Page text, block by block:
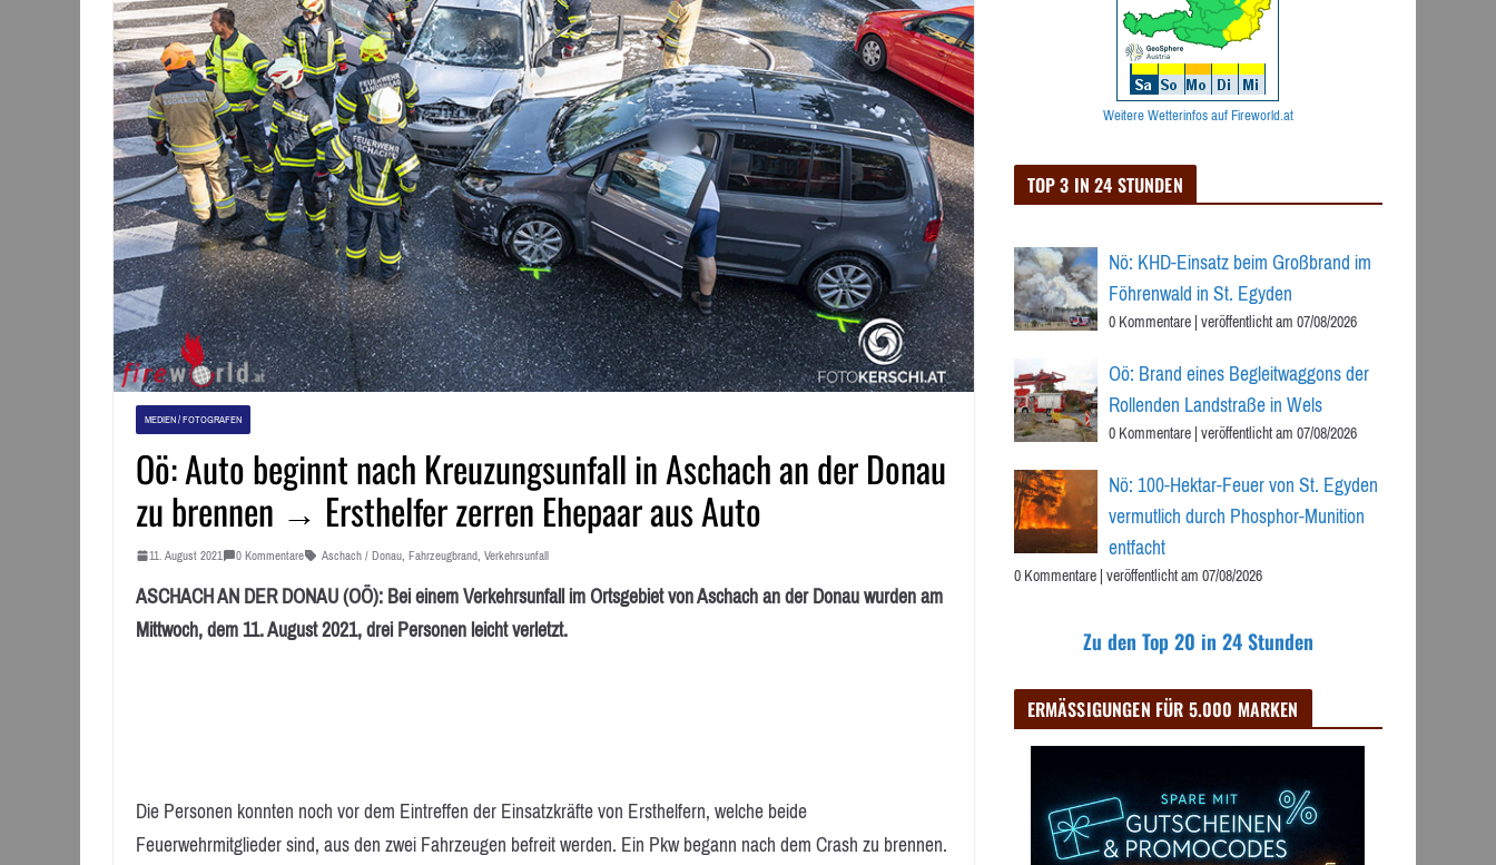
MEDIEN / FOTOGRAFEN
Oö: Auto beginnt nach Kreuzungsunfall in Aschach an der Donau
zu brennen → Ersthelfer zerren Ehepaar aus Auto
11. August 2021 0 Kommentare Aschach / Donau, Fahrzeugbrand, Verkehrsunfall
ASCHACH AN DER DONAU (OÖ): Bei einem Verkehrsunfall im Ortsgebiet von Aschach an der Donau wurden am
Mittwoch, dem 11. August 2021, drei Personen leicht verletzt.
Die Personen konnten noch vor dem Eintreffen der Einsatzkräfte von Ersthelfern, welche beide
Feuerwehrmitglieder sind, aus den zwei Fahrzeugen befreit werden. Ein Pkw begann nach dem Crash zu brennen.
Weitere Wetterinfos auf Fireworld.at
TOP 3 IN 24 STUNDEN
Nö: KHD-Einsatz beim Großbrand im
Föhrenwald in St. Egyden
0 Kommentare|veröffentlicht am 07/08/2026
Oö: Brand eines Begleitwaggons der
Rollenden Landstraße in Wels
0 Kommentare|veröffentlicht am 07/08/2026
Nö: 100-Hektar-Feuer von St. Egyden
vermutlich durch Phosphor-Munition
entfacht
0 Kommentare|veröffentlicht am 07/08/2026
Zu den Top 20 in 24 Stunden
ERMÄSSIGUNGEN FÜR 5.000 MARKEN